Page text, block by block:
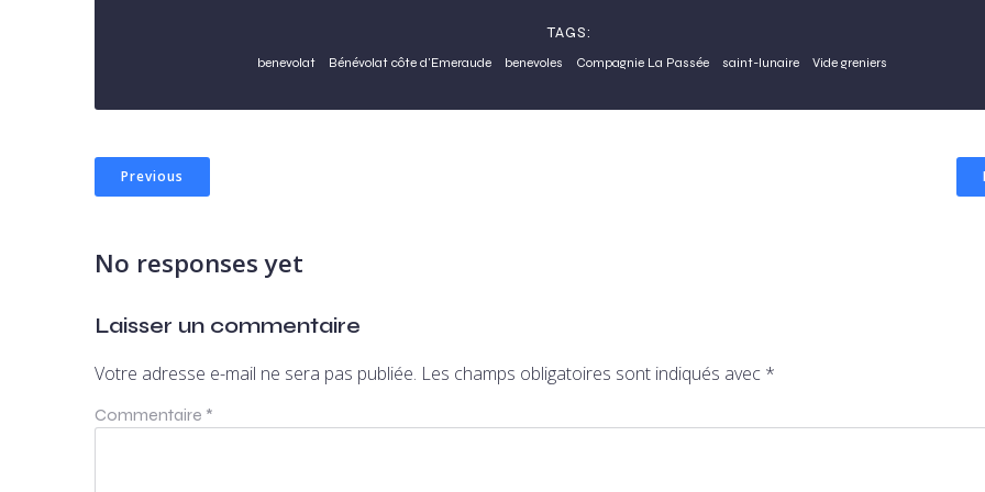
TAGS:
benevolat Bénévolat côte d'Emeraude benevoles Compagnie La Passée saint-lunaire Vide greniers
Previous
No responses yet
Laisser un commentaire
Votre adresse e-mail ne sera pas publiée. Les champs obligatoires sont indiqués avec *
Commentaire *